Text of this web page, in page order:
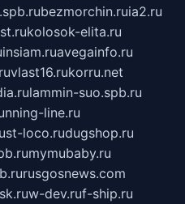
bezmorchin.ruia2.ru
kolosok-elita.ru
insiam.ruavegainfo.ru
vlast16.rukorru.net
lammin-suo.spb.ru
line.ru
loco.rudugshop.ru
mymubaby.ru
rusgosnews.com
w-dev.ruf-ship.ru